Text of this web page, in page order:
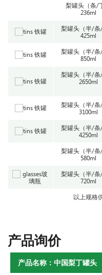
梨罐头（条/
236ml
梨罐头（半/条/
425ml
梨罐头（半/条/
850ml
梨罐头（半/条/
2650ml
梨罐头（半/条/
3100ml
梨罐头（半/条/
4250ml
梨罐头（半/条/
580ml
梨罐头（半/条/
720ml
以上规格
产品询价